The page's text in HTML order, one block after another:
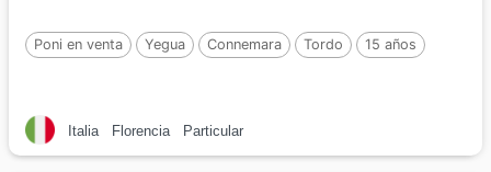
Poni en venta Yegua Connemara Tordo 15 años
Italia Florencia Particular